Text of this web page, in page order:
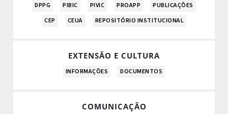
DPPG PIBIC PIVIC PROAPP
PUBLICAÇÕES
CEP
CEUA REPOSITÓRIO INSTITUCIONAL
EXTENSÃO E CULTURA
INFORMAÇÕES DOCUMENTOS
COMUNICAÇÃO